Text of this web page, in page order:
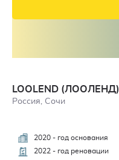
LOOLEND (ЛООЛЕНД)
Россия, Сочи
2020 - год основания
2022 - год реновации